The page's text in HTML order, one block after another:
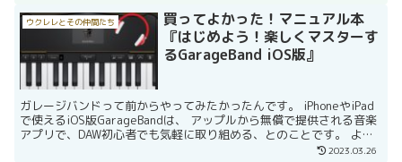
ウクレレとその仲間たち
買ってよかった！マニュアル本
『はじめよう！楽しくマスターす
るGarageBand iOS版』
ガレージバンドって前からやってみたかったんです。 iPhoneやiPad
で使えるiOS版GarageBandは、 アップルから無償で提供される音楽
アプリで、DAW初心者でも気軽に取り組める、とのことです。 よ
2023.03.26